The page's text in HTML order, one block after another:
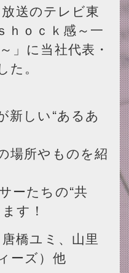
送のテレビ東
ｈｏｃｋ感～一
」に当社代表・
。
新しい“あるあ
場所やものを紹
ーたちの“共
す！
橋ユミ、山里
ーズ）他